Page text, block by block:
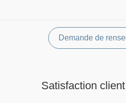
Demande de
Satisfaction client